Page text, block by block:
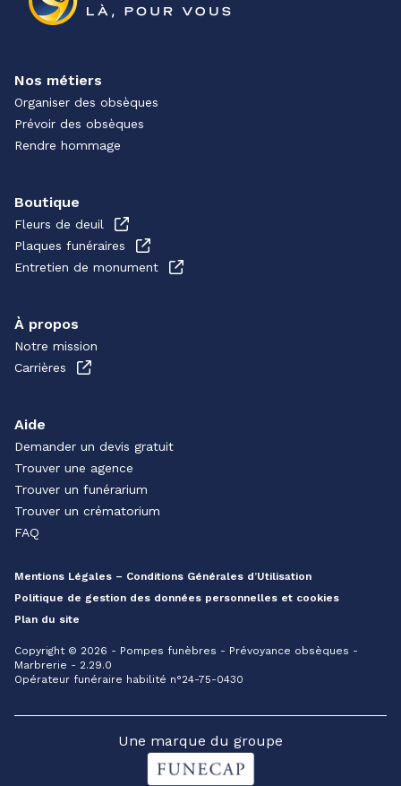
Nos métiers
Organiser des obsèques
Prévoir des obsèques
Rendre hommage
Boutique
Fleurs de deuil
Plaques funéraires
Entretien de monument
À propos
Notre mission
Carrières
Aide
Demander un devis gratuit
Trouver une agence
Trouver un funérarium
Trouver un crématorium
FAQ
Mentions Légales – Conditions Générales d’Utilisation
Politique de gestion des données personnelles et cookies
Plan du site
Copyright © 2026 - Pompes funèbres - Prévoyance obsèques -
Marbrerie - 2.29.0
Opérateur funéraire habilité n°24-75-0430
Une marque du groupe